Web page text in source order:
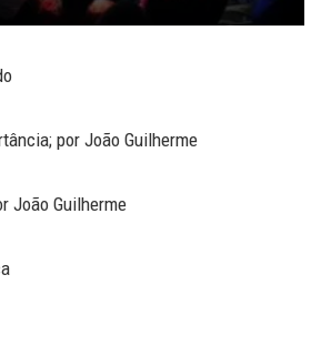
por João Guilherme
João Guilherme